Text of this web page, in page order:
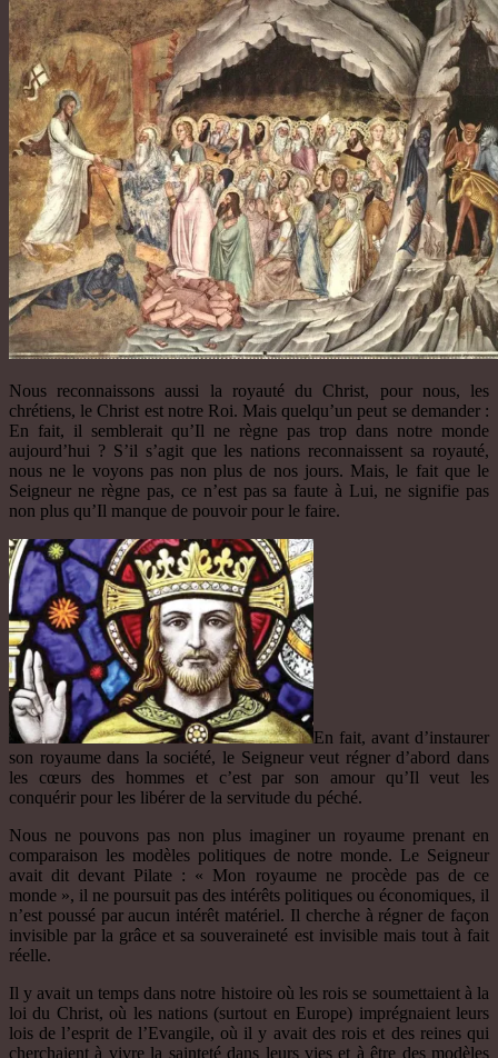
Nous reconnaissons aussi la royauté du Christ, pour nous, les
chrétiens, le Christ est notre Roi. Mais quelqu’un peut se demander :
En fait, il semblerait qu’Il ne règne pas trop dans notre monde
aujourd’hui ? S’il s’agit que les nations reconnaissent sa royauté,
nous ne le voyons pas non plus de nos jours. Mais, le fait que le
Seigneur ne règne pas, ce n’est pas sa faute à Lui, ne signifie pas
non plus qu’Il manque de pouvoir pour le faire.
En fait, avant d’instaurer
son royaume dans la société, le Seigneur veut régner d’abord dans
les cœurs des hommes et c’est par son amour qu’Il veut les
conquérir pour les libérer de la servitude du péché.
Nous ne pouvons pas non plus imaginer un royaume prenant en
comparaison les modèles politiques de notre monde. Le Seigneur
avait dit devant Pilate : « Mon royaume ne procède pas de ce
monde », il ne poursuit pas des intérêts politiques ou économiques, il
n’est poussé par aucun intérêt matériel. Il cherche à régner de façon
invisible par la grâce et sa souveraineté est invisible mais tout à fait
réelle.
Il y avait un temps dans notre histoire où les rois se soumettaient à la
loi du Christ, où les nations (surtout en Europe) imprégnaient leurs
lois de l’esprit de l’Evangile, où il y avait des rois et des reines qui
cherchaient à vivre la sainteté dans leurs vies et à être des modèles